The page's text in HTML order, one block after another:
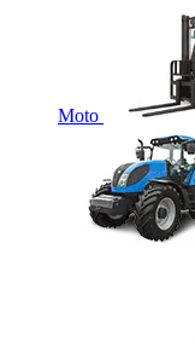
Moto